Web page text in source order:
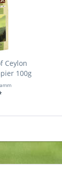
Ceylon
100g